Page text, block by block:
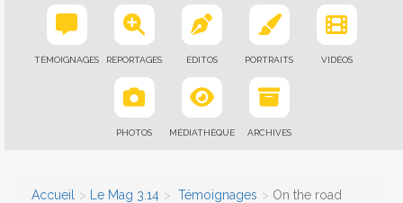
TÉMOIGNAGES REPORTAGES ÉDITOS PORTRAITS VIDÉOS
PHOTOS MÉDIATHÈQUE ARCHIVES
Accueil Le Mag 3.14 Témoignages On the road